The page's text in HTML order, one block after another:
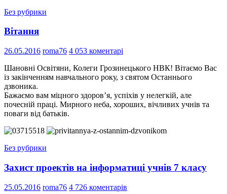
Без рубрики
Вітання
26.05.2016 roma76 4 053 коментарі
Шановні Освітяни, Колеги Грозинецького НВК! Вітаємо Вас
із закінченням навчального року, з святом Останнього
дзвоника.
Бажаємо вам міцного здоров’я, успіхів у нелегкій, але
почесній праці. Мирного неба, хороших, вічливих учнів та
поваги від батьків.
Без рубрики
Захист проектів на інформатиці учнів 7 класу
25.05.2016 roma76 4 726 коментарів